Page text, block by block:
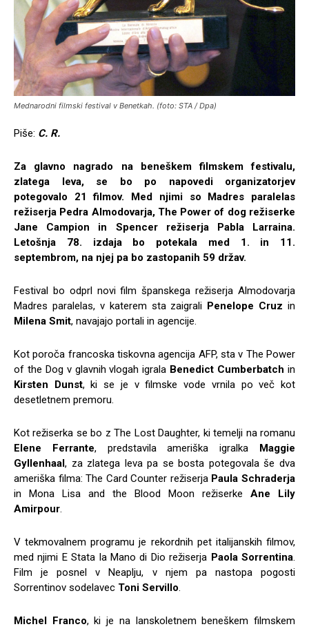
Mednarodni filmski festival v Benetkah. (foto: STA / Dpa)
Piše: C. R.
Za glavno nagrado na beneškem filmskem festivalu,
zlatega leva, se bo po napovedi organizatorjev
potegovalo 21 filmov. Med njimi so Madres paralelas
režiserja Pedra Almodovarja, The Power of dog režiserke
Jane Campion in Spencer režiserja Pabla Larraina.
Letošnja 78. izdaja bo potekala med 1. in 11.
septembrom, na njej pa bo zastopanih 59 držav.
Festival bo odprl novi film španskega režiserja Almodovarja
Madres paralelas, v katerem sta zaigrali Penelope Cruz in
Milena Smit, navajajo portali in agencije.
Kot poroča francoska tiskovna agencija AFP, sta v The Power
of the Dog v glavnih vlogah igrala Benedict Cumberbatch in
Kirsten Dunst, ki se je v filmske vode vrnila po več kot
desetletnem premoru.
Kot režiserka se bo z The Lost Daughter, ki temelji na romanu
Elene Ferrante, predstavila ameriška igralka Maggie
Gyllenhaal, za zlatega leva pa se bosta potegovala še dva
ameriška filma: The Card Counter režiserja Paula Schraderja
in Mona Lisa and the Blood Moon režiserke Ane Lily
Amirpour.
V tekmovalnem programu je rekordnih pet italijanskih filmov,
med njimi E Stata la Mano di Dio režiserja Paola Sorrentina.
Film je posnel v Neaplju, v njem pa nastopa pogosti
Sorrentinov sodelavec Toni Servillo.
Michel Franco, ki je na lanskoletnem beneškem filmskem